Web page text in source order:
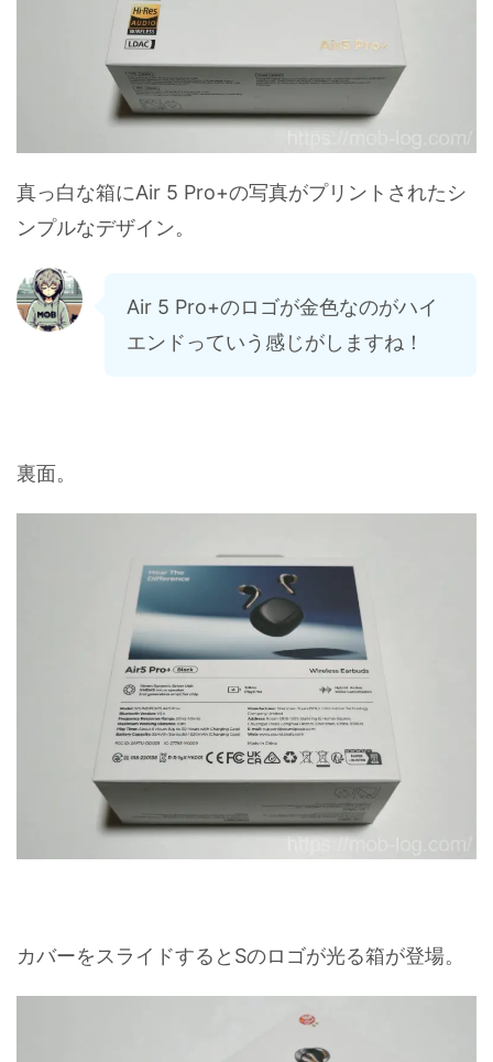
真っ白な箱にAir 5 Pro+の写真がプリントされたシ
ンプルなデザイン。
Air 5 Pro+のロゴが金色なのがハイ
エンドっていう感じがしますね！
裏面。
カバーをスライドするとSのロゴが光る箱が登場。